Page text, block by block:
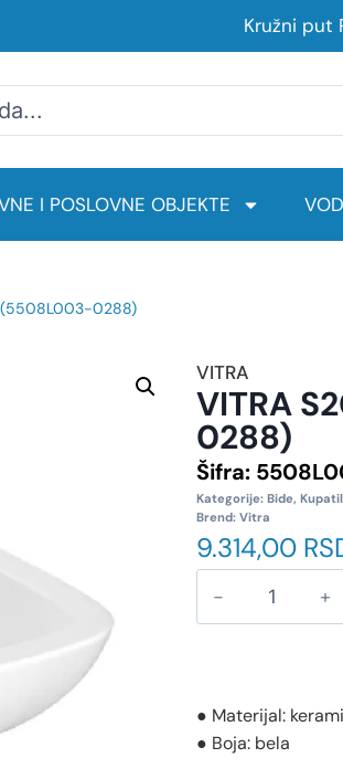
Kružni put
I POSLOVNE OBJEKTE
(5508L003-0288)
VITRA
VITRA
0288)
Šifra:
Kategorije: Bide,
Brend: Vitra
9.314,00
● Materijal:
● Boja: bela